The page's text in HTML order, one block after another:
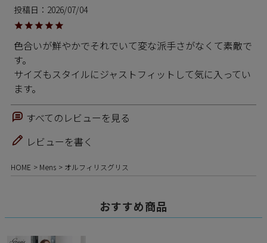
投稿日 2026/07/04
色合いが鮮やかでそれでいて変な派手さがなくて素敵で
す。
サイズもスタイルにジャストフィットして気に入ってい
ます。
すべてのレビューを見る
レビューを書く
HOME Mens オルフィリスグリス
おすすめ商品